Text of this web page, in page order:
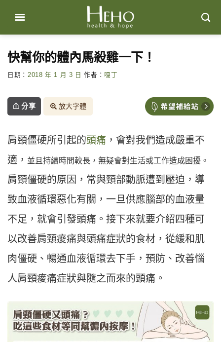
content
快幫你的體內馬殺雞一下！
日期： 2018 年 1 月 3 日 作者： 嘎丁
分享 放大字體
肩頸僵硬所引起的頭痛 ，會對我們造成嚴重不
適， 並且持續時間較長，無疑會對生活或工作造成困擾。
肩頸僵硬的原因，常與頸部動脈遭到壓迫，導
致血液循環惡化有關，一旦供應腦部的血液量
不足，就會引發頭痛。接下來就要介紹四種可
以改善肩頸痠痛與頭痛症狀的食材，從緩和肌
肉僵硬、暢通血液循環去下手，預防、改善惱
人肩頸痠痛症狀與隨之而來的頭痛。